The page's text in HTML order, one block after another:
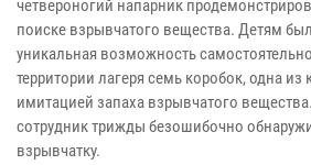
четвероногий напарник
поиске взрывчатого вещества. Детям
уникальная возможность
территории лагеря семь коробок, одна из
имитацией запаха взрывчатого
сотрудник трижды безошибочно
взрывчатку.